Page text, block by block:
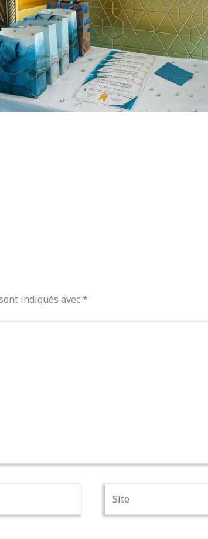
indiqués avec*